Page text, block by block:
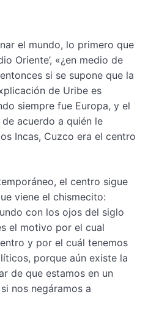
el mundo, lo primero que
Oriente’, «¿en medio de
si se supone que la
de Uribe es
siempre fue Europa, y el
acuerdo a quién le
Incas, Cuzco era el centro
el centro sigue
viene el chismecito:
con los ojos del siglo
el motivo por el cual
y por el cuál tenemos
porque aún existe la
de que estamos en un
nos negáramos a